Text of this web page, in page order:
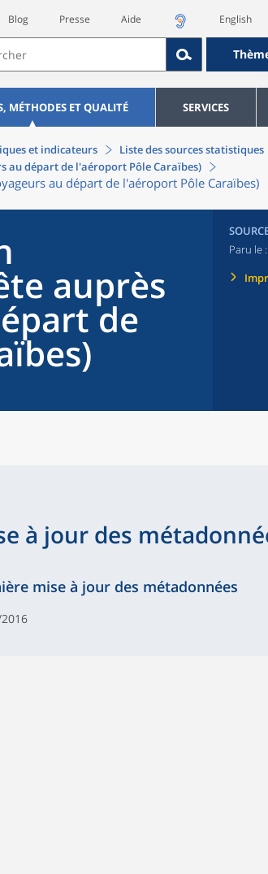
Blog Presse Aide English
MÉTHODES ET QUALITÉ SERVICES
et indicateurs
Liste des sources statistiques
au départ de l'aéroport Pôle Caraïbes)
au départ de l'aéroport Pôle Caraïbes)
auprès
de
Paru le
à jour des
mise à jour des métadonnées